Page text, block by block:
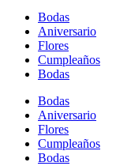
Bodas
Aniversario
Flores
Cumpleaños
Bodas
Bodas
Aniversario
Flores
Cumpleaños
Bodas